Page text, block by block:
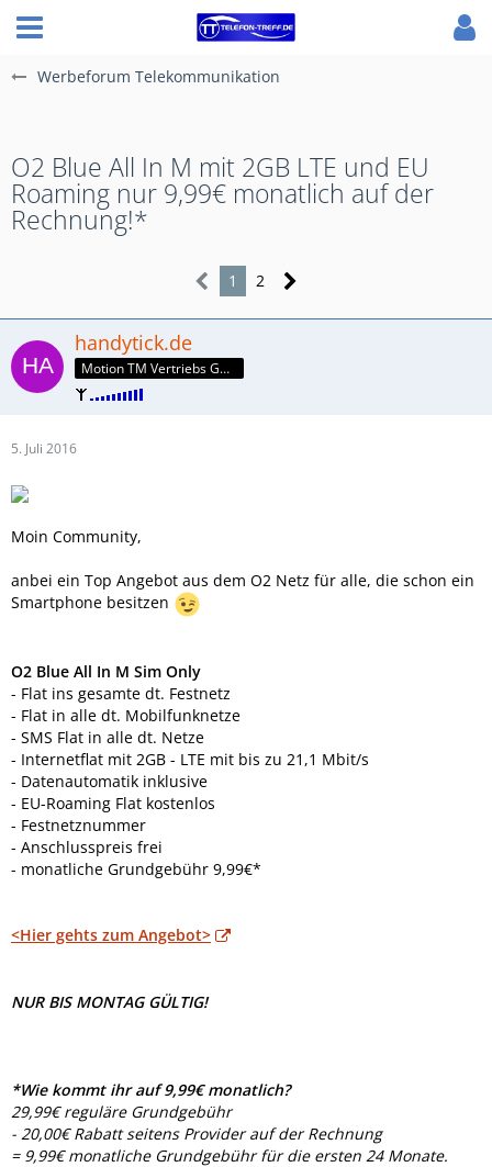
Werbeforum Telekommunikation
O2 Blue All In M mit 2GB LTE und EU
Roaming nur 9,99€ monatlich auf der
Rechnung!*
1 2
handytick.de
Motion TM Vertriebs GmbH
5. Juli 2016
Moin Community,
anbei ein Top Angebot aus dem O2 Netz für alle, die schon ein
Smartphone besitzen
O2 Blue All In M Sim Only
- Flat ins gesamte dt. Festnetz
- Flat in alle dt. Mobilfunknetze
- SMS Flat in alle dt. Netze
- Internetflat mit 2GB - LTE mit bis zu 21,1 Mbit/s
- Datenautomatik inklusive
- EU-Roaming Flat kostenlos
- Festnetznummer
- Anschlusspreis frei
- monatliche Grundgebühr 9,99€*
<Hier gehts zum Angebot>
NUR BIS MONTAG GÜLTIG!
*Wie kommt ihr auf 9,99€ monatlich?
29,99€ reguläre Grundgebühr
- 20,00€ Rabatt seitens Provider auf der Rechnung
= 9,99€ monatliche Grundgebühr für die ersten 24 Monate.